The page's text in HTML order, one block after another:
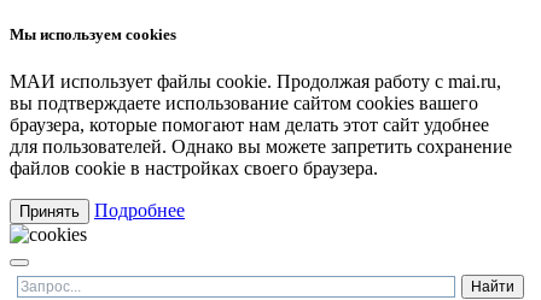
Мы используем cookies
МАИ использует файлы cookie. Продолжая работу с mai.ru,
вы подтверждаете использование сайтом cookies вашего
браузера, которые помогают нам делать этот сайт удобнее
для пользователей. Однако вы можете запретить сохранение
файлов cookie в настройках своего браузера.
Принять Подробнее